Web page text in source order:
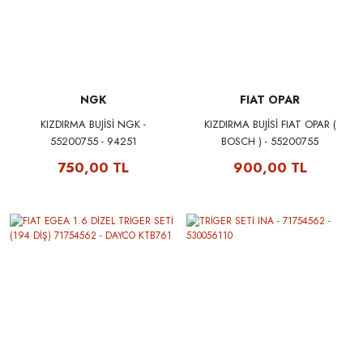
NGK
KIZDIRMA BUJİSİ NGK -
55200755 - 94251
750,00 TL
FIAT OPAR
KIZDIRMA BUJİSİ FIAT OPAR (
BOSCH ) - 55200755
900,00 TL